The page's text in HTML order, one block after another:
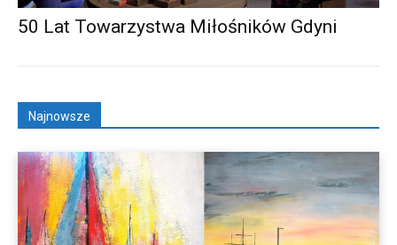
50 Lat Towarzystwa Miłośników Gdyni
Najnowsze